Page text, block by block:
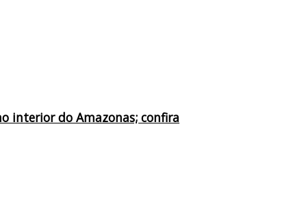
interior do Amazonas; confira